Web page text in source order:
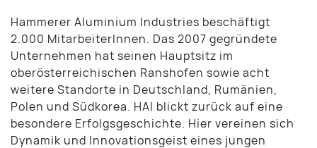
Hammerer Aluminium Industries beschäftigt
2.000 MitarbeiterInnen. Das 2007 gegründete
Unternehmen hat seinen Hauptsitz im
oberösterreichischen Ranshofen sowie acht
weitere Standorte in Deutschland, Rumänien,
Polen und Südkorea. HAI blickt zurück auf eine
besondere Erfolgsgeschichte. Hier vereinen sich
Dynamik und Innovationsgeist eines jungen